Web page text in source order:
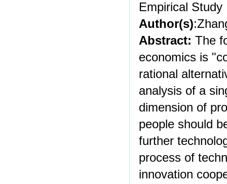
Empirical Study
Author(s)
Abstract: The
economics is
rational
analysis of a
dimension of
people should
further
process of
innovation